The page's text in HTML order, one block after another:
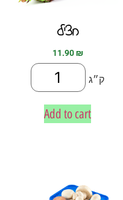
חציל
11.90₪
ק״ג
Add to cart